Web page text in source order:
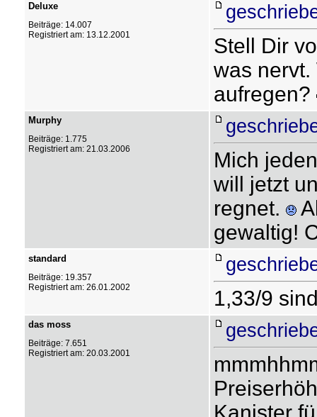
Deluxe
Beiträge: 14.007
Registriert am: 13.12.2001
Stell Dir
was
aufregen?
Murphy
Beiträge: 1.775
Registriert am: 21.03.2006
Mich
will jetzt
regnet.
gewaltig!
standard
Beiträge: 19.357
Registriert am: 26.01.2002
1,33/9
das moss
Beiträge: 7.651
Registriert am: 20.03.2001